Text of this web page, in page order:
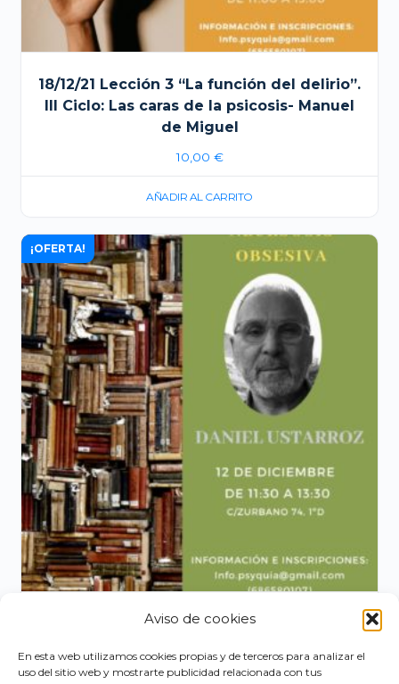
Aviso de cookies
En esta web utilizamos cookies propias y de terceros para analizar el
uso del sitio web y mostrarte publicidad relacionada con tus
18/12/21 Lección 3 “La función del delirio”.
III Ciclo: Las caras de la psicosis- Manuel
de Miguel
10,00 €
AÑADIR AL CARRITO
¡OFERTA!
Leccion 3. El goce en la neurosis obsesiva.
20,00€ El
10,00€El